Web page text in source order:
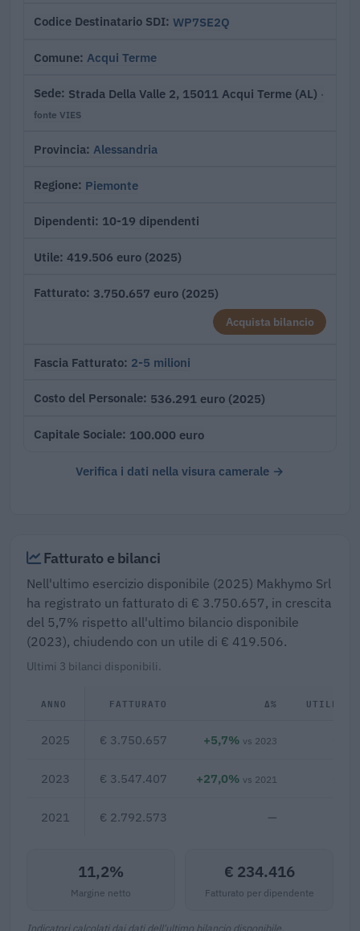
Codice Destinatario SDI WP7SE2Q
Comune Acqui Terme
Sede Strada Della Valle 2, 15011 Acqui Terme (AL) ·
fonte VIES
Provincia Alessandria
Regione Piemonte
Dipendenti 10-19 dipendenti
Utile 419.506 euro (2025)
Fatturato 3.750.657 euro (2025)
Acquista bilancio
Fascia Fatturato 2-5 milioni
Costo del Personale 536.291 euro (2025)
Capitale Sociale 100.000 euro
Verifica i dati nella visura camerale →
Fatturato e bilanci
Nell'ultimo esercizio disponibile (2025) Makhymo Srl
ha registrato un fatturato di € 3.750.657, in crescita
del 5,7% rispetto all'ultimo bilancio disponibile
(2023), chiudendo con un utile di € 419.506.
Ultimi 3 bilanci disponibili.
ANNO FATTURATO Δ% UTILE/
2025 € 3.750.657 +5,7% vs 2023
2023 € 3.547.407 +27,0% vs 2021
2021 € 2.792.573 —
11,2%
Margine netto
€ 234.416
Fatturato per dipendente
Indicatori calcolati dai dati dell'ultimo bilancio disponibile.